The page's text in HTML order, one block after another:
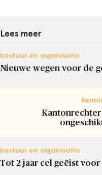
Lees meer
bestuur en organisatie
Nieuwe wegen voor de
bestuur en organisatie
Tot 2 jaar cel geëist